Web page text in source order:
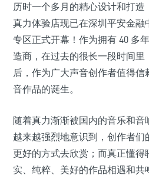
历时一个多月的精心设计和打造
真力体验店现已在深圳平安金融
专区正式开幕！作为拥有 40 多
造商，在过去的很长一段时间里
后，作为广大声音创作者值得
音作品的诞生。
随着真力渐渐被国内的音乐和
越来越强烈地意识到，创作者
更好的方式去欣赏；而真正懂
实、纯粹、美好的作品相遇和共